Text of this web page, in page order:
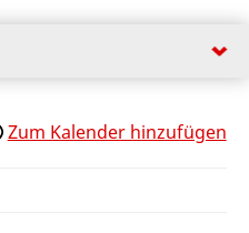
Zum Kalender hinzufügen